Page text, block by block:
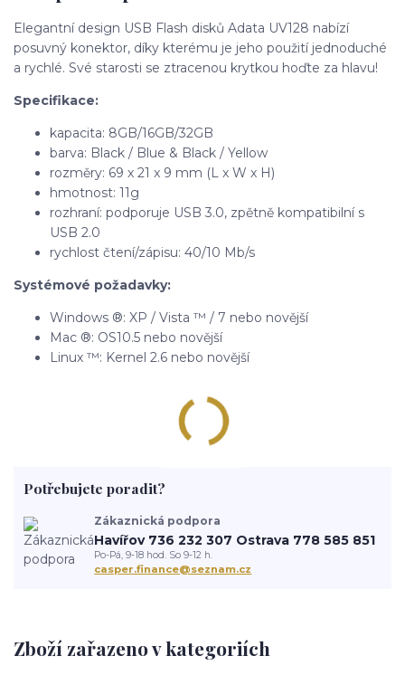
Elegantní design USB Flash disků Adata UV128 nabízí
posuvný konektor, díky kterému je jeho použití jednoduché
a rychlé. Své starosti se ztracenou krytkou hoďte za hlavu!
Specifikace:
kapacita: 8GB/16GB/32GB
barva: Black / Blue & Black / Yellow
rozměry: 69 x 21 x 9 mm (L x W x H)
hmotnost: 11g
rozhraní: podporuje USB 3.0, zpětně kompatibilní s
USB 2.0
rychlost čtení/zápisu: 40/10 Mb/s
Systémové požadavky:
Windows ®: XP / Vista ™ / 7 nebo novější
Mac ®: OS10.5 nebo novější
Linux ™: Kernel 2.6 nebo novější
Zboží zařazeno v kategoriích
Potřebujete poradit?
Zákaznická podpora
Havířov 736 232 307 Ostrava 778 585 851
Po-Pá, 9-18 hod. So 9-12 h.
casper.finance@seznam.cz